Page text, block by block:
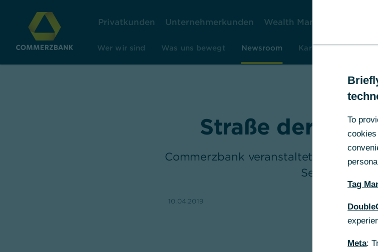
Privatkunden Unternehmerkunden Wealth Management
Wer wir sind Was uns bewegt Newsroom Karriere
Straße der
Commerzbank veranstaltet ersten
Seidenstraße
10.04.2019
To
Tag
Meta: